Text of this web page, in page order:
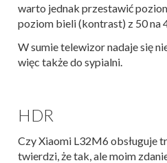
warto jednak przestawić
poziom bieli (kontrast) z 50 na
W sumie telewizor nadaje się
więc także do sypialni.
HDR
Czy Xiaomi L32M6 obsługuje
twierdzi, że tak, ale moim